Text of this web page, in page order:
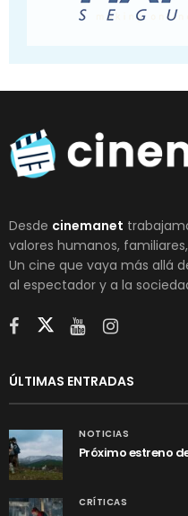
Desde cinemanet
valores humanos,
Un cine que vaya más allá
al espectador y a la
ÚLTIMAS ENTRADAS
NOTICIAS
Próximo estreno
CRÍTICAS